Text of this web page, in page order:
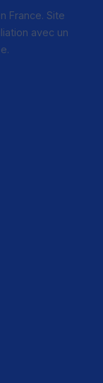
France. Site
avec un